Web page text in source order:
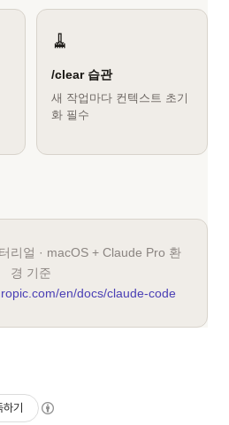
🧹
/clear 습관
새 작업마다 컨텍스트 초기
화 필수
리얼 · macOS + Claude Pro 환
경 기준
en/docs/claude-code
기